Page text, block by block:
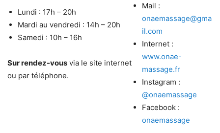
Lundi : 17h – 20h
Mardi au vendredi : 14h – 20h
Samedi : 10h – 16h
Sur rendez-vous via le site internet
ou par téléphone.
Mail :
onaemassage@gma
il.com
Internet :
www.onae-
massage.fr
Instagram :
@onaemassage
Facebook :
onaemassage